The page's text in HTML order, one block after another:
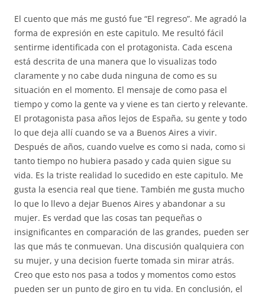
El cuento que más me gustó fue “El regreso”. Me agradó la
forma de expresión en este capitulo. Me resultó fácil
sentirme identificada con el protagonista. Cada escena
está descrita de una manera que lo visualizas todo
claramente y no cabe duda ninguna de como es su
situación en el momento. El mensaje de como pasa el
tiempo y como la gente va y viene es tan cierto y relevante.
El protagonista pasa años lejos de España, su gente y todo
lo que deja allí cuando se va a Buenos Aires a vivir.
Después de años, cuando vuelve es como si nada, como si
tanto tiempo no hubiera pasado y cada quien sigue su
vida. Es la triste realidad lo sucedido en este capitulo. Me
gusta la esencia real que tiene. También me gusta mucho
lo que lo llevo a dejar Buenos Aires y abandonar a su
mujer. Es verdad que las cosas tan pequeñas o
insignificantes en comparación de las grandes, pueden ser
las que más te conmuevan. Una discusión qualquiera con
su mujer, y una decision fuerte tomada sin mirar atrás.
Creo que esto nos pasa a todos y momentos como estos
pueden ser un punto de giro en tu vida. En conclusión, el